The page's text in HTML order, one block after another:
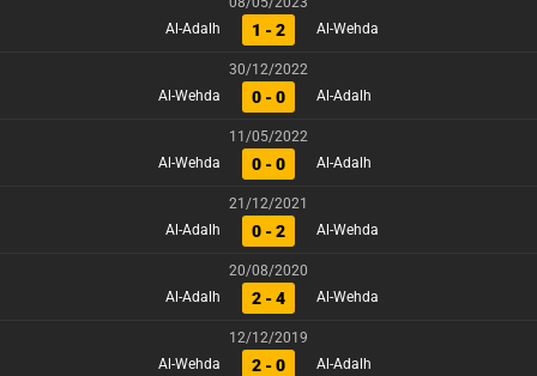
Al-Adalh
1 - 2 Al-Wehda
30/12/2022
Al-Wehda
0 - 0 Al-Adalh
11/05/2022
Al-Wehda
0 - 0 Al-Adalh
21/12/2021
Al-Adalh
0 - 2 Al-Wehda
20/08/2020
Al-Adalh
2 - 4 Al-Wehda
12/12/2019
Al-Wehda
2 - 0 Al-Adalh